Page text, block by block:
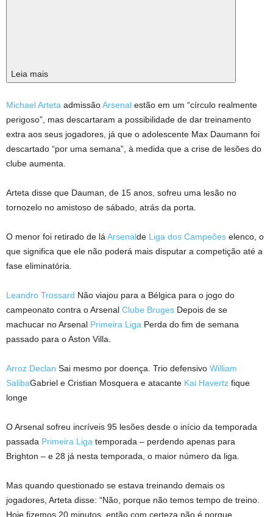
Leia mais
Michael Arteta admissãoArsenal estão em um “círculo realmente
perigoso”, mas descartaram a possibilidade de dar treinamento
extra aos seus jogadores, já que o adolescente Max Daumann foi
descartado “por uma semana”, à medida que a crise de lesões do
clube aumenta.
Arteta disse que Dauman, de 15 anos, sofreu uma lesão no
tornozelo no amistoso de sábado, atrás da porta.
O menor foi retirado de lá Arsenalde Liga dos Campeões elenco, o
que significa que ele não poderá mais disputar a competição até a
fase eliminatória.
Leandro Trossard Não viajou para a Bélgica para o jogo do
campeonato contra o Arsenal Clube Bruges Depois de se
machucar no Arsenal Primeira Liga Perda do fim de semana
passado para o Aston Villa.
Arroz Declan Sai mesmo por doença. Trio defensivo William
SalibaGabriel e Cristian Mosquera e atacante Kai Havertz fique
longe
O Arsenal sofreu incríveis 95 lesões desde o início da temporada
passada Primeira Liga temporada – perdendo apenas para
Brighton – e 28 já nesta temporada, o maior número da liga.
Mas quando questionado se estava treinando demais os
jogadores, Arteta disse: “Não, porque não temos tempo de treino.
Hoje fizemos 20 minutos, então com certeza não é porque